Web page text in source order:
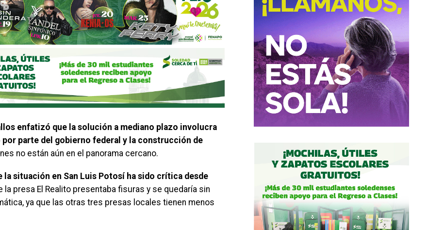
enfatizó que la solución a mediano plazo involucra
por parte del gobierno federal y la construcción de
no están aún en el panorama cercano.
la situación en San Luis Potosí ha sido crítica desde
la presa El Realito presentaba fisuras y se quedaría sin
ya que las otras tres presas locales tienen menos